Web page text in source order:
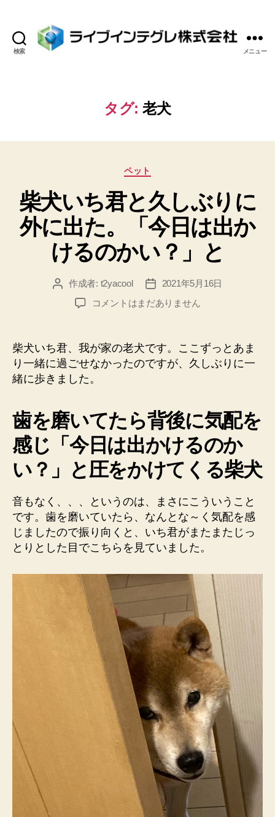
検索
イ
ン
グ
株
会
社
メニュー
タグ: 老犬
カ
ゴ
リ
ペット
柴犬いち君と久しぶりに
外に出た。「今日は出か
けるのかい？」と
投 作成者: t2yacool
投
稿
2021年5月16日
柴
ち
君
と
久
ぶ
り
に
外
に
出
「今
日
は
出
け
い？」
と
へ
コメントはまだありません
柴犬いち君、我が家の老犬です。ここずっとあま
り一緒に過ごせなかったのですが、久しぶりに一
緒に歩きました。
歯を磨いてたら背後に気配を
感じ「今日は出かけるのか
い？」と圧をかけてくる柴犬
音もなく、、、というのは、まさにこういうこと
です。歯を磨いていたら、なんとな～く気配を感
じましたので振り向くと、いち君がまたまたじっ
とりとした目でこちらを見ていました。